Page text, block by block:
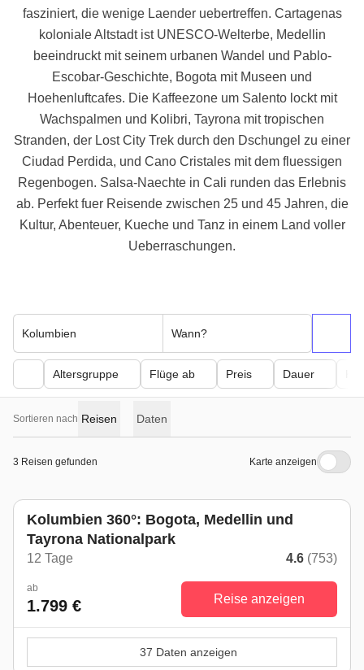
fasziniert, die wenige Laender uebertreffen. Cartagenas
koloniale Altstadt ist UNESCO-Welterbe, Medellin
beeindruckt mit seinem urbanen Wandel und Pablo-
Escobar-Geschichte, Bogota mit Museen und
Hoehenluftcafes. Die Kaffeezone um Salento lockt mit
Wachspalmen und Kolibri, Tayrona mit tropischen
Stranden, der Lost City Trek durch den Dschungel zu einer
Ciudad Perdida, und Cano Cristales mit dem fluessigen
Regenbogen. Salsa-Naechte in Cali runden das Erlebnis
ab. Perfekt fuer Reisende zwischen 25 und 45 Jahren, die
Kultur, Abenteuer, Kueche und Tanz in einem Land voller
Ueberraschungen.
Kolumbien Wann?
Altersgruppe Flüge ab Preis Dauer
Sortieren nach Reisen Daten
3 Reisen gefunden Karte anzeigen
Kolumbien 360°: Bogota, Medellin und
Tayrona Nationalpark
12 Tage 4.6 (753)
ab
1.799 € Reise anzeigen
37 Daten anzeigen